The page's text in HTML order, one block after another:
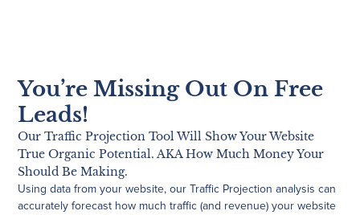
You’re Missing Out On Free
Leads!
Our Traffic Projection Tool Will Show Your Website
True Organic Potential. AKA How Much Money Your
Should Be Making.
Using data from your website, our Traffic Projection analysis can
accurately forecast how much traffic (and revenue) your website